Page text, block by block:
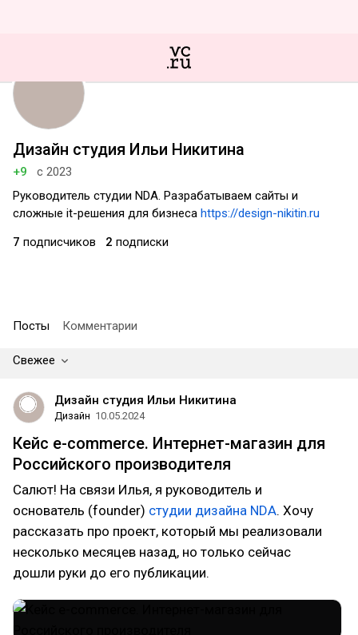
Дизайн студия Ильи Никитина
+9
с 2023
Руководитель студии NDA. Разрабатываем сайты и
сложные it-решения для бизнеса https://design-nikitin.ru
7 подписчиков 2 подписки
Посты Комментарии
Свежее
Дизайн студия Ильи Никитина
Дизайн 10.05.2024
Кейс e-commerce. Интернет-магазин для
Российского производителя
Салют! На связи Илья, я руководитель и
основатель (founder) студии дизайна NDA. Хочу
рассказать про проект, который мы реализовали
несколько месяцев назад, но только сейчас
дошли руки до его публикации.